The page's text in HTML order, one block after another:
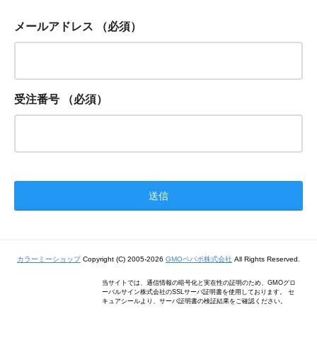
メールアドレス （必須）
受注番号 （必須）
カラーミーショップCopyright (C) 2005-2026 GMOペパボ株式会社 All Rights Reserved.
当サイトでは、通信情報の暗号化と実在性の証明のため、GMOグロ
ーバルサイン株式会社のSSLサーバ証明書を使用しております。 セ
キュアシールより、サーバ証明書の検証結果をご確認ください。